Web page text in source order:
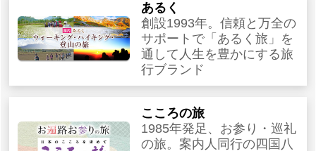
あるく
創設1993年。信頼と万全の
サポートで「あるく旅」を
通して人生を豊かにする旅
行ブランド
こころの旅
1985年発足、お参り・巡礼
の旅。案内人同行の四国八